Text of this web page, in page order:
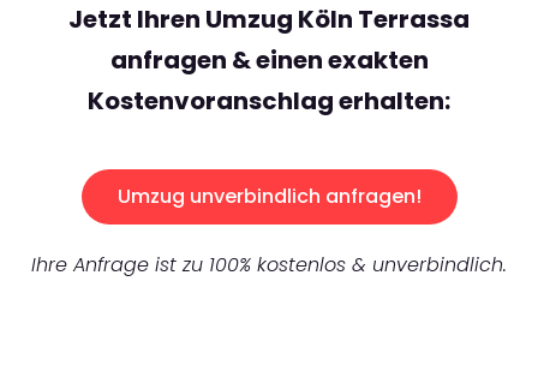
Jetzt Ihren Umzug Köln Terrassa
anfragen & einen exakten
Kostenvoranschlag erhalten:
Umzug unverbindlich anfragen!
Ihre Anfrage ist zu 100% kostenlos & unverbindlich.